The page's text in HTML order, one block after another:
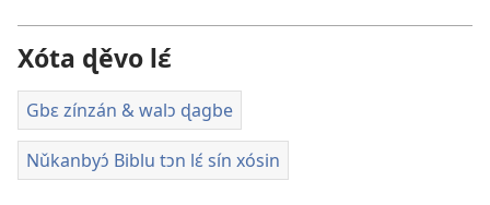
Xóta ɖěvo lɛ́
Gbɛ zínzán & walɔ ɖagbe
Nǔkanbyɔ́ Biblu tɔn lɛ́ sín xósin